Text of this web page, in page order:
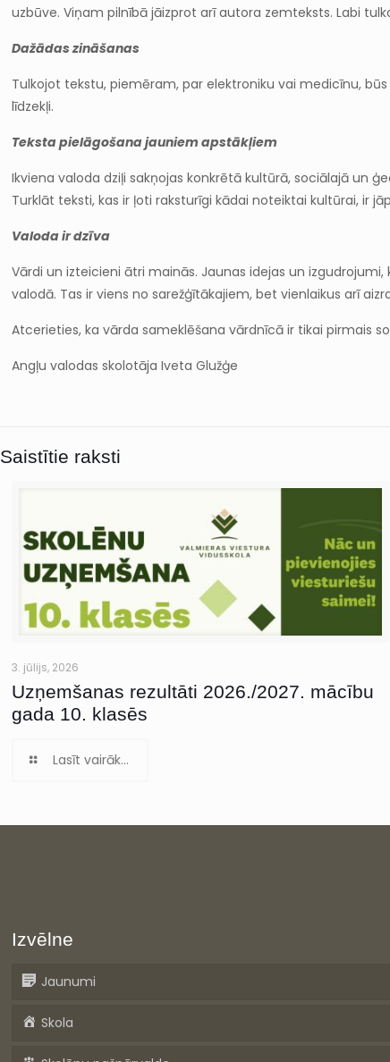
uzbūve. Viņam pilnībā jāizprot arī autora zemteksts. Labi
Dažādas zināšanas
Tulkojot tekstu, piemēram, par elektroniku vai medicīnu,
līdzekļi.
Teksta pielāgošana jauniem apstākļiem
Ikviena valoda dziļi sakņojas konkrētā kultūrā, sociālajā un
Turklāt teksti, kas ir ļoti raksturīgi kādai noteiktai kultūrai, ir
Valoda ir dzīva
Vārdi un izteicieni ātri mainās. Jaunas idejas un
valodā. Tas ir viens no sarežģītākajiem, bet vienlaikus arī
Atcerieties, ka vārda sameklēšana vārdnīcā ir tikai pirmais
Angļu valodas skolotāja Iveta Glužģe
Saistītie raksti
3. jūlijs, 2026
Uzņemšanas rezultāti 2026./2027. mācību
gada 10. klasēs
Lasīt vairāk...
Izvēlne
Jaunumi
Skola